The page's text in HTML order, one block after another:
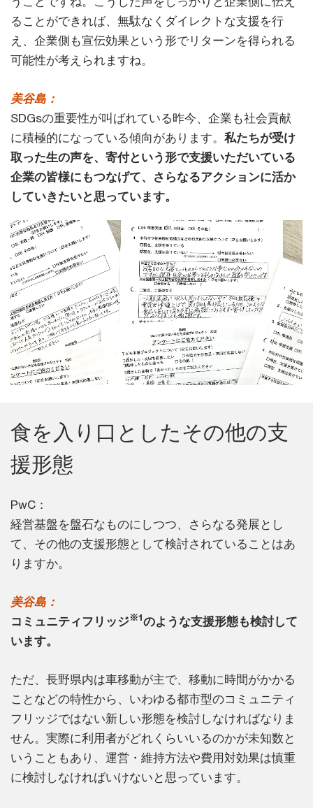
ることができれば、無駄なくダイレクトな支援を行
え、企業側も宣伝効果という形でリターンを得られる
可能性が考えられますね。
美谷島：
SDGsの重要性が叫ばれている昨今、企業も社会貢献
に積極的になっている傾向があります。 私たちが受け
取った生の声を、寄付という形で支援いただいている
企業の皆様にもつなげて、さらなるアクションに活か
していきたいと思っています。
食を入り口としたその他の支
援形態
PwC：
経営基盤を盤石なものにしつつ、さらなる発展とし
て、その他の支援形態として検討されていることはあ
りますか。
美谷島：
コミュニティフリッジ※1のような支援形態も検討して
います。
ただ、長野県内は車移動が主で、移動に時間がかかる
ことなどの特性から、いわゆる都市型のコミュニティ
フリッジではない新しい形態を検討しなければなりま
せん。実際に利用者がどれくらいいるのかが未知数と
いうこともあり、運営・維持方法や費用対効果は慎重
に検討しなければいけないと思っています。